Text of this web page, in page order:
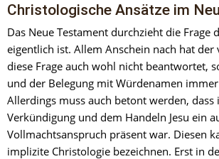
Christologische Ansätze im
Das Neue Testament durchzieht die Frage
eigentlich ist. Allem Anschein nach hat der
diese Frage auch wohl nicht beantwortet,
und der Belegung mit Würdenamen
Allerdings muss auch betont werden, dass
Verkündigung und dem Handeln Jesu ein
Vollmachtsanspruch präsent war. Diesen
implizite Christologie bezeichnen. Erst in